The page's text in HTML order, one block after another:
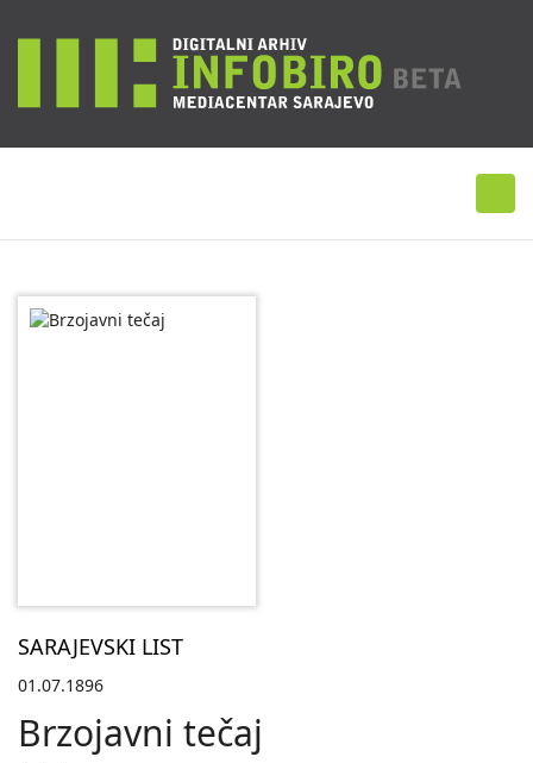
SARAJEVSKI LIST
01.07.1896
Brzojavni tečaj